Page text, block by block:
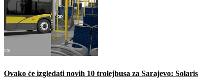
Ovako će izgledati novih 10 trolejbusa za Sarajevo: Solaris